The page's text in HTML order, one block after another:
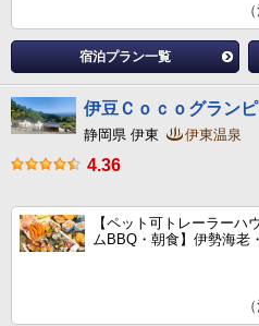
宿泊プラン一覧
伊豆Ｃｏｃｏグラン
静岡県 伊東 伊東温泉
4.36
【ペット可トレーラーハ
ムBBQ・朝食】伊勢海老